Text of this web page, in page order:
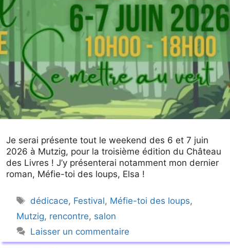
Je serai présente tout le weekend des 6 et 7 juin
2026 à Mutzig, pour la troisième édition du Château
des Livres ! J’y présenterai notamment mon dernier
roman, Méfie-toi des loups, Elsa !
Étiquettes
dédicace, Festival, Méfie-toi des loups,
Mutzig, rencontre, salon
Laisser un commentaire